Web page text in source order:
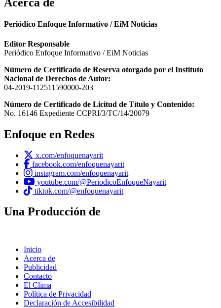
Periódico Enfoque Informativo / EiM Noticias
Editor Responsable
Periódico Enfoque Informativo / EiM Noticias
Número de Certificado de Reserva otorgado por el Instituto
Nacional de Derechos de Autor:
04-2019-112511590000-203
Número de Certificado de Licitud de Título y Contenido:
No. 16146 Expediente CCPRI/3/TC/14/20079
Enfoque en Redes
x.com/enfoquenayarit
facebook.com/enfoquenayarit
instagram.com/enfoquenayarit
youtube.com/@PeriodicoEnfoqueNayarit
tiktok.com/@enfoquenayarit
Una Producción de
Inicio
Acerca de
Publicidad
Contacto
El Clima
Política de Privacidad
Declaración de Accesibilidad